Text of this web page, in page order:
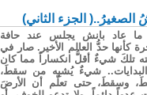
الصغيرُ..( الجزء الثاني)
بانش يجلس عند حافة
كأنها حدُّ العالم الأخير. صار في
تلكَ شيءٌ أقلُّ انكساراً مما كان
شيءٌ يُشبِه من سقطَ،
وسقطَ، حتى تعلّم أن الأرضَ